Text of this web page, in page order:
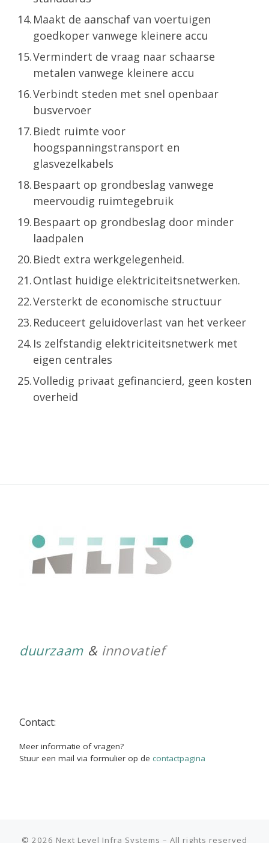
Maakt de aanschaf van voertuigen
goedkoper vanwege kleinere accu
Vermindert de vraag naar schaarse
metalen vanwege kleinere accu
Verbindt steden met snel openbaar
busvervoer
Biedt ruimte voor
hoogspanningstransport en
glasvezelkabels
Bespaart op grondbeslag vanwege
meervoudig ruimtegebruik
Bespaart op grondbeslag door minder
laadpalen
Biedt extra werkgelegenheid.
Ontlast huidige elektriciteitsnetwerken.
Versterkt de economische structuur
Reduceert geluidoverlast van het verkeer
Is zelfstandig elektriciteitsnetwerk met
eigen centrales
Volledig privaat gefinancierd, geen kosten
overheid
duurzaam & innovatief
Contact:
Meer informatie of vragen?
Stuur een mail via formulier op de contactpagina
© 2026 Next Level Infra Systems – All rights reserved